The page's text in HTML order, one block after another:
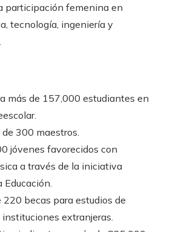
participación femenina en
tecnología, ingeniería y
más de 157,000 estudiantes en
300 maestros.
jóvenes favorecidos con
a través de la iniciativa
Educación.
220 becas para estudios de
extranjeras.